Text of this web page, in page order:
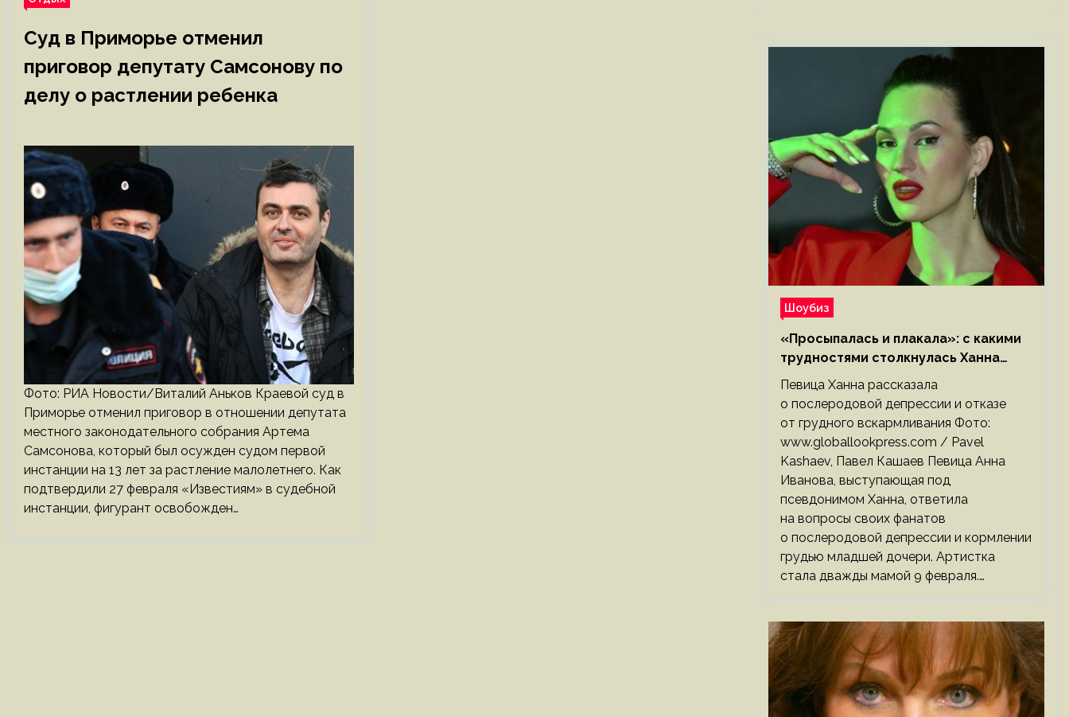
Суд в Приморье отменил
приговор депутату Самсонову по
делу о растлении ребенка
Фото: РИА Новости/Виталий Аньков Краевой суд в
Приморье отменил приговор в отношении депутата
местного законодательного собрания Артема
Самсонова, который был осужден судом первой
инстанции на 13 лет за растление малолетнего. Как
подтвердили 27 февраля «Известиям» в судебной
инстанции, фигурант освобожден…
Шоубиз
«Просыпалась и плакала»: с какими
трудностями столкнулась Ханна
после родов
Певица Ханна рассказала
о послеродовой депрессии и отказе
от грудного вскармливания Фото:
www.globallookpress.com / Pavel
Kashaev, Павел Кашаев Певица Анна
Иванова, выступающая под
псевдонимом Ханна, ответила
на вопросы своих фанатов
о послеродовой депрессии и кормлении
грудью младшей дочери. Артистка
стала дважды мамой 9 февраля.…